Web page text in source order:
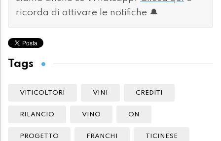
ricorda di attivare le notifiche 🔔
Tags
VITICOLTORI VINI CREDITI
RILANCIO VINO ON
PROGETTO FRANCHI TICINESE